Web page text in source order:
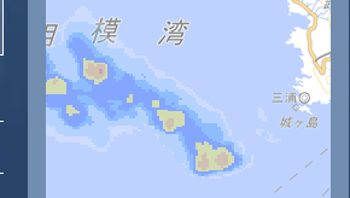
11時 12時 13時